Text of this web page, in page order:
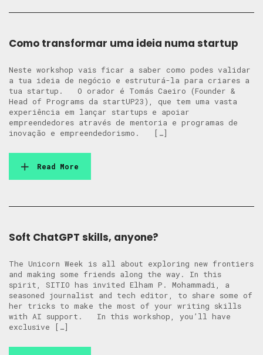
Como transformar uma ideia numa startup
Neste workshop vais ficar a saber como podes validar
a tua ideia de negócio e estruturá-la para criares a
tua startup. O orador é Tomás Caeiro (Founder &
Head of Programs da startUP23), que tem uma vasta
experiência em lançar startups e apoiar
empreendedores através de mentoria e programas de
inovação e empreendedorismo. […]
Read More
Soft ChatGPT skills, anyone?
The Unicorn Week is all about exploring new frontiers
and making some friends along the way. In this
spirit, SITIO has invited Elham P. Mohammadi, a
seasoned journalist and tech editor, to share some of
her tricks to make the most of your writing skills
with AI support. In this workshop, you’ll have
exclusive […]